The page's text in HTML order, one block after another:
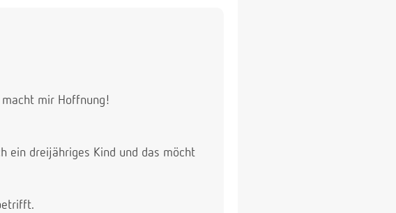
mir Hoffnung!
ein dreijähriges Kind und das möcht